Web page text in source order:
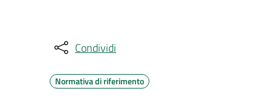
Condividi
Normativa di riferimento